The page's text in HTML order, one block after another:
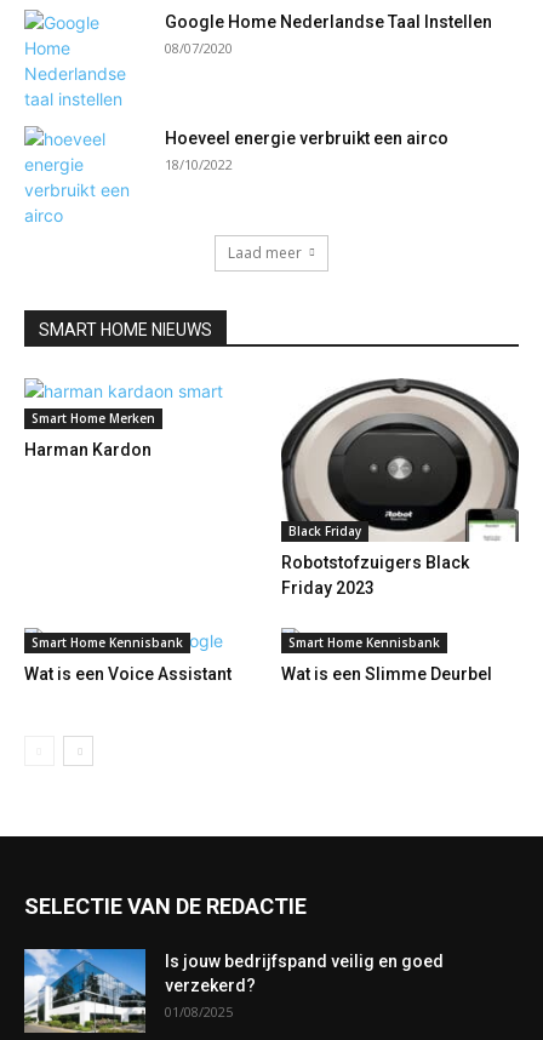
Google Home Nederlandse Taal Instellen
08/07/2020
Hoeveel energie verbruikt een airco
18/10/2022
Laad meer
SMART HOME NIEUWS
Smart Home Merken
Harman Kardon
Black Friday
Robotstofzuigers Black
Friday 2023
Smart Home Kennisbank
Wat is een Voice Assistant
Smart Home Kennisbank
Wat is een Slimme Deurbel
SELECTIE VAN DE REDACTIE
Is jouw bedrijfspand veilig en goed
verzekerd?
01/08/2025